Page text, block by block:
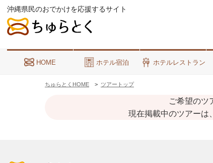
沖縄県民のおでかけを応援するサイト
HOME ホテル宿泊 ホテルレストラン
ちゅらとくHOME ツアートップ
ご希望のツ
現在掲載中のツアーは